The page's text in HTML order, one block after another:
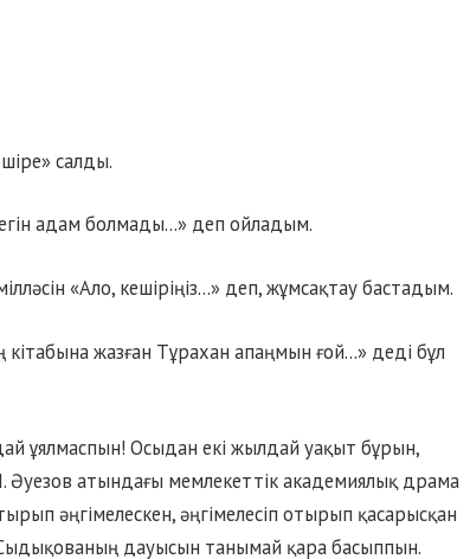
салды.
адам болмады…» деп ойладым.
«Ало, кешіріңіз…» деп, жұмсақтау бастадым.
жазған Тұрахан апаңмын ғой…» деді бұл
ұялмаспын! Осыдан екі жылдай уақыт бұрын,
атындағы мемлекеттік академиялық драма
әңгімелескен, әңгімелесіп отырып қасарысқан
дауысын танымай қара басыппын.